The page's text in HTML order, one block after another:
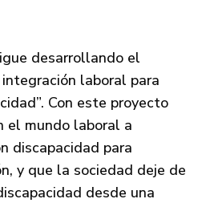
desarrollando el
laboral para
Con este proyecto
el mundo laboral a
discapacidad para
y que la sociedad deje de
desde una